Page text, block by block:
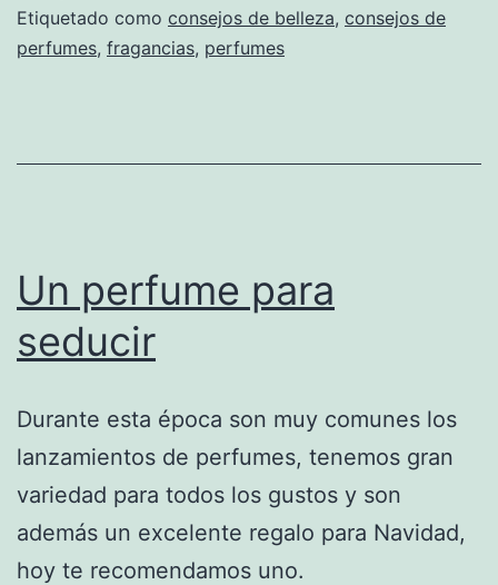
Etiquetado como consejos de belleza, consejos de
perfumes, fragancias, perfumes
Un perfume para
seducir
Durante esta época son muy comunes los
lanzamientos de perfumes, tenemos gran
variedad para todos los gustos y son
además un excelente regalo para Navidad,
hoy te recomendamos uno.